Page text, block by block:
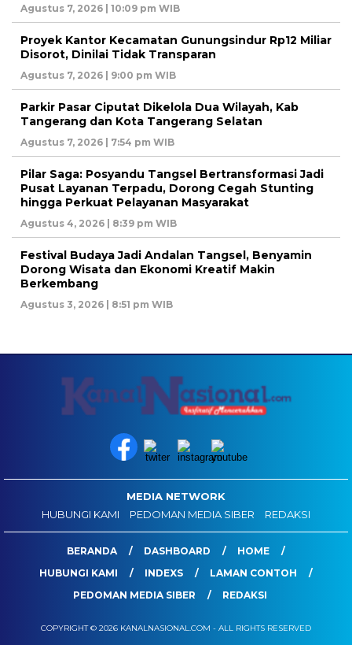
Agustus 7, 2026 | 10:09 pm WIB
Proyek Kantor Kecamatan Gunungsindur Rp12 Miliar
Disorot, Dinilai Tidak Transparan
Agustus 7, 2026 | 9:00 pm WIB
Parkir Pasar Ciputat Dikelola Dua Wilayah, Kab
Tangerang dan Kota Tangerang Selatan
Agustus 7, 2026 | 7:54 pm WIB
Pilar Saga: Posyandu Tangsel Bertransformasi Jadi
Pusat Layanan Terpadu, Dorong Cegah Stunting
hingga Perkuat Pelayanan Masyarakat
Agustus 4, 2026 | 8:39 pm WIB
Festival Budaya Jadi Andalan Tangsel, Benyamin
Dorong Wisata dan Ekonomi Kreatif Makin
Berkembang
Agustus 3, 2026 | 8:51 pm WIB
MEDIA NETWORK
HUBUNGI KAMI
PEDOMAN MEDIA SIBER REDAKSI
BERANDA DASHBOARD
HOME
HUBUNGI KAMI
INDEXS
LAMAN CONTOH
PEDOMAN MEDIA SIBER
REDAKSI
COPYRIGHT © 2026 KANALNASIONAL.COM - ALL RIGHTS RESERVED